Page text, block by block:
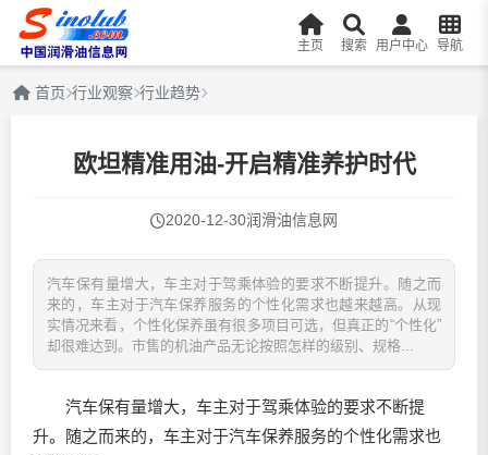
主页 搜索 用户中心 导航
首页 行业观察 行业趋势
欧坦精准用油-开启精准养护时代
2020-12-30润滑油信息网
汽车保有量增大，车主对于驾乘体验的要求不断提升。随之而
来的，车主对于汽车保养服务的个性化需求也越来越高。从现
实情况来看，个性化保养虽有很多项目可选，但真正的“个性化”
却很难达到。市售的机油产品无论按照怎样的级别、规格...
汽车保有量增大，车主对于驾乘体验的要求不断提
升。随之而来的，车主对于汽车保养服务的个性化需求也